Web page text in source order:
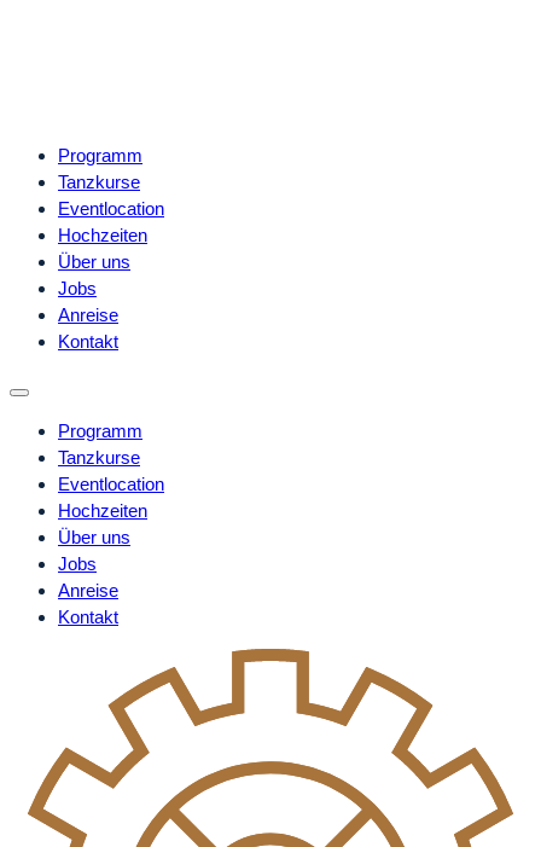
Programm
Tanzkurse
Eventlocation
Hochzeiten
Über uns
Jobs
Anreise
Kontakt
Programm
Tanzkurse
Eventlocation
Hochzeiten
Über uns
Jobs
Anreise
Kontakt